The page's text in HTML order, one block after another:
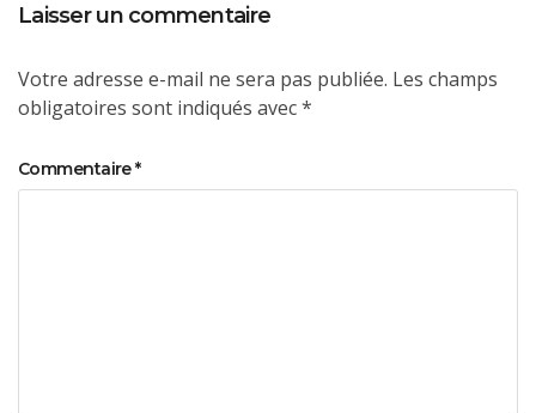
Laisser un commentaire
Votre adresse e-mail ne sera pas publiée. Les champs
obligatoires sont indiqués avec*
Commentaire*